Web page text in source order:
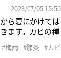
2023/07/05 15:50
ら夏にかけては
ます。カビの種
菌医学研究セン
#梅雨 #肺炎 #カビ